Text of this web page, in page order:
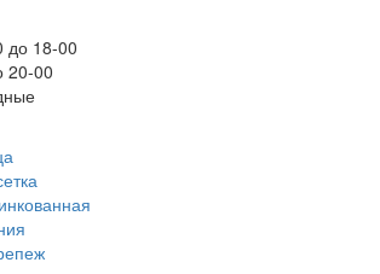
до 18-00
20-00